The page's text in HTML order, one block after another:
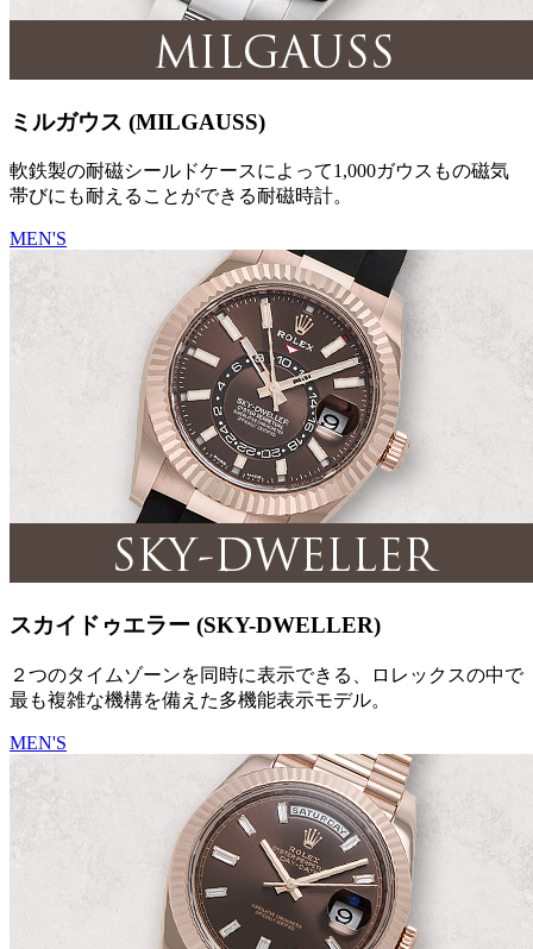
ミルガウス (MILGAUSS)
軟鉄製の耐磁シールドケースによって1,000ガウスもの磁気
帯びにも耐えることができる耐磁時計。
MEN'S
スカイドゥエラー (SKY-DWELLER)
２つのタイムゾーンを同時に表示できる、ロレックスの中で
最も複雑な機構を備えた多機能表示モデル。
MEN'S